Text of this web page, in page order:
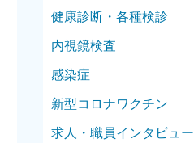
健康診断・各種検診
内視鏡検査
感染症
新型コロナワクチン
求人・職員インタビュー